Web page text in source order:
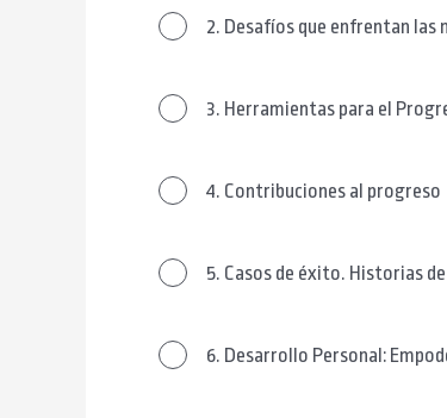
2. Desafíos que enfrentan las
3. Herramientas para el
4. Contribuciones al progreso
5. Casos de éxito. Historias
6. Desarrollo Personal: